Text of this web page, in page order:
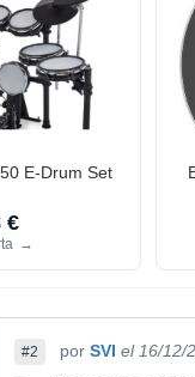
E-Drum Set
€
→
#2 por SVI el 16/12/